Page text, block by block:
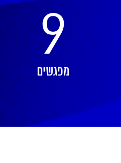
9
מפגשים